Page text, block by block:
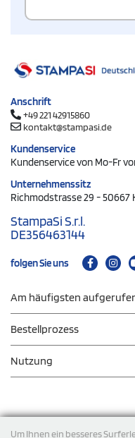
Um Ihnen ein besseres
Anschrift
+49 221 42915860
kontakt@stampasi.de
Kundenservice
Kundenservice von Mo-Fr
Unternehmenssitz
Richmodstrasse 29 - 50667
StampaSi S.r.l.
DE356463144
folgen Sie uns
Am häufigsten
Bestellprozess
Nutzung